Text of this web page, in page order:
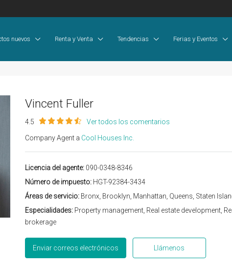
nuevos Renta y Venta Tendencias Ferias y Eventos
Vincent Fuller
4.5 Ver todos los comentarios
Company Agent a Cool Houses Inc.
Licencia del agente:090-0348-8346
Número de impuesto:HGT-92384-3434
Áreas de servicio:Bronx, Brooklyn, Manhattan, Queens, Staten
Especialidades:Property management, Real estate development,
brokerage
Enviar correos electrónicos Llámenos